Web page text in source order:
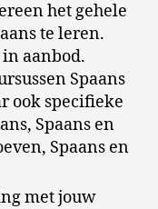
het gehele
te leren.
aanbod.
Spaans
ook specifieke
Spaans en
Spaans en
met jouw